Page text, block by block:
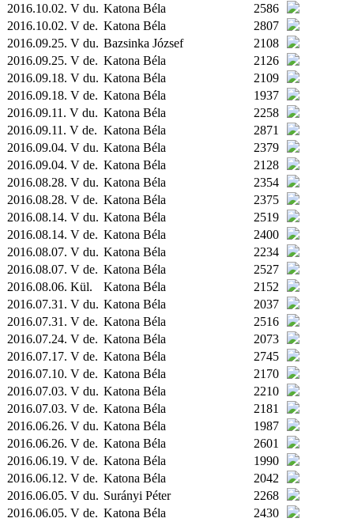
2016.10.02. V du. Katona Béla
2586
2016.10.02. V de. Katona Béla
2807
2016.09.25. V du. Bazsinka József
2108
2016.09.25. V de. Katona Béla
2126
2016.09.18. V du. Katona Béla
2109
2016.09.18. V de. Katona Béla
1937
2016.09.11. V du. Katona Béla
2258
2016.09.11. V de. Katona Béla
2871
2016.09.04. V du. Katona Béla
2379
2016.09.04. V de. Katona Béla
2128
2016.08.28. V du. Katona Béla
2354
2016.08.28. V de. Katona Béla
2375
2016.08.14. V du. Katona Béla
2519
2016.08.14. V de. Katona Béla
2400
2016.08.07. V du. Katona Béla
2234
2016.08.07. V de. Katona Béla
2527
2016.08.06. Kül. Katona Béla
2152
2016.07.31. V du. Katona Béla
2037
2016.07.31. V de. Katona Béla
2516
2016.07.24. V de. Katona Béla
2073
2016.07.17. V de. Katona Béla
2745
2016.07.10. V de. Katona Béla
2170
2016.07.03. V du. Katona Béla
2210
2016.07.03. V de. Katona Béla
2181
2016.06.26. V du. Katona Béla
1987
2016.06.26. V de. Katona Béla
2601
2016.06.19. V de. Katona Béla
1990
2016.06.12. V de. Katona Béla
2042
2016.06.05. V du. Surányi Péter
2268
2016.06.05. V de. Katona Béla
2430